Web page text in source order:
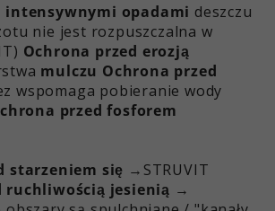
intensywnymi opadami deszczu
nie jest rozpuszczalna w
Ochrona przed erozją
mulczu Ochrona przed
wspomaga pobieranie wody
przed fosforem
starzeniem się →STRUVIT
ruchliwością jesienią →